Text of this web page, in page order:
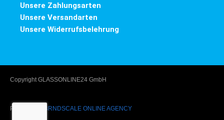
Unsere Zahlungsarten
Unsere Versandarten
Unsere Widerrufsbelehrung
Copyright GLASSONLINE24 GmbH
Powered by BRNDSCALE ONLINE AGENCY